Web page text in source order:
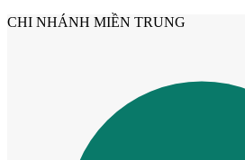
CHI NHÁNH MIỀN TRUNG